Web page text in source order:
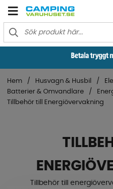
Hem Husvagn & Husbil
Batterier & Omvandlare
Tillbehör till Energiövervakning
Tillbehör till